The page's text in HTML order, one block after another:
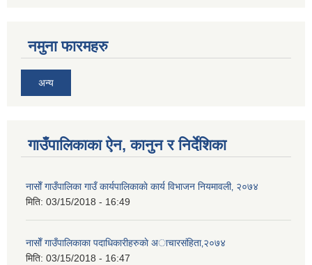
नमुना फारमहरु
अन्य
गाउँपालिकाका ऐन, कानुन र निर्देशिका
नासाेँ गाउँपालिका गाउँ कार्यपालिकाकाे कार्य विभाजन नियमावली‚ २०७४
मिति: 03/15/2018 - 16:49
नासाेँ गाउँपालिकाका पदाधिकारीहरुकाे अाचारस‌ंहिता‚२०७४
मिति: 03/15/2018 - 16:47